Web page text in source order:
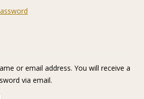
or email address. You will receive a
via email.